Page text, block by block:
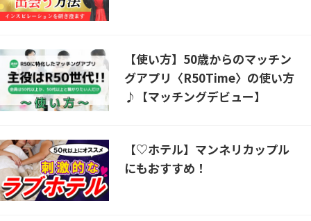
【使い方】50歳からのマッチン
グアプリ〈R50Time〉の使い方
♪【マッチングデビュー】
【♡ホテル】マンネリカップル
にもおすすめ！